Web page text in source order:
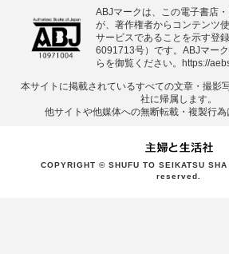
ABJマークは、この電子書店
が、著作権者からコンテンツ
サービスであることを示す登
6091713号）です。ABJマー
らを御覧ください。
https://
本サイトに掲載されているすべての⽂章・撮影
社に帰属します。
他サイトや他媒体への無断転載・複製⾏為
COPYRIGHT © SHUFU TO SEIKATSU
reserved.